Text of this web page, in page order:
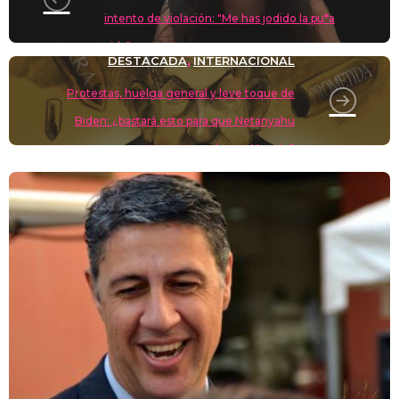
intento de violación: "Me has jodido la pu*a
vida"
DESTACADA,INTERNACIONAL
Protestas, huelga general y leve toque de
Biden: ¿bastará esto para que Netanyahu
acepte un acuerdo con Hamás?